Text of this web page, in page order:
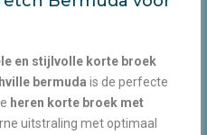
en stijlvolle korte broek
bermuda is de perfecte
heren korte broek met
uitstraling met optimaal